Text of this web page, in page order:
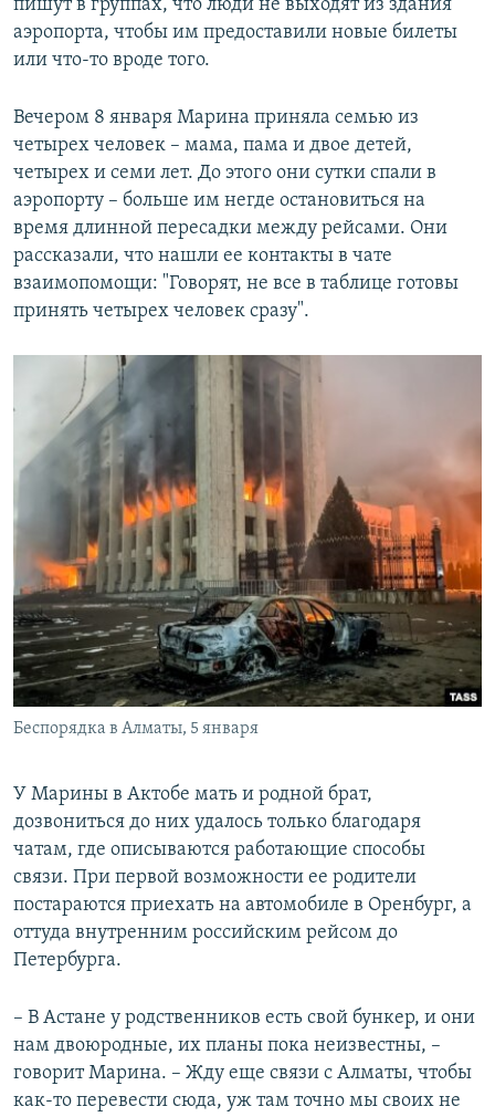
пишут в группах, что люди не выходят из здания
аэропорта, чтобы им предоставили новые билеты
или что-то вроде того.
Вечером 8 января Марина приняла семью из
четырех человек – мама, пама и двое детей,
четырех и семи лет. До этого они сутки спали в
аэропорту – больше им негде остановиться на
время длинной пересадки между рейсами. Они
рассказали, что нашли ее контакты в чате
взаимопомощи: "Говорят, не все в таблице готовы
принять четырех человек сразу".
Беспорядка в Алматы, 5 января
У Марины в Актобе мать и родной брат,
дозвониться до них удалось только благодаря
чатам, где описываются работающие способы
связи. При первой возможности ее родители
постараются приехать на автомобиле в Оренбург, а
оттуда внутренним российским рейсом до
Петербурга.
– В Астане у родственников есть свой бункер, и они
нам двоюродные, их планы пока неизвестны, –
говорит Марина. – Жду еще связи с Алматы, чтобы
как-то перевести сюда, уж там точно мы своих не